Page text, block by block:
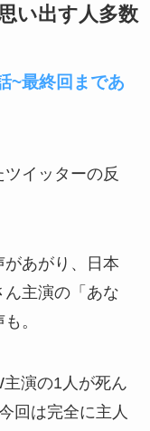
い出す人多数
~最終回まであ
イッターの反
あがり、日本
主演の「あな
。
演の1人が死ん
回は完全に主人